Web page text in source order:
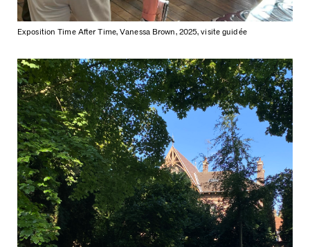
Exposition Time After Time, Vanessa Brown, 2025, visite guidée